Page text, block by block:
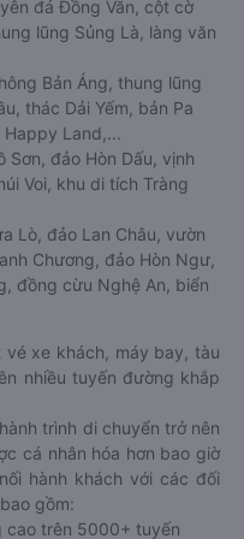
đá Đồng Văn, cột cờ
lũng Sủng Là, làng văn
Bản Áng, thung lũng
thác Dải Yếm, bản Pa
Land,...
Sơn, đảo Hòn Dấu, vịnh
Voi, khu di tích Tràng
Lò, đảo Lan Châu, vườn
Chương, đảo Hòn Ngư,
đồng cừu Nghệ An, biển
xe khách, máy bay, tàu
nhiều tuyến đường khắp
trình di chuyển trở nên
cá nhân hóa hơn bao giờ
hành khách với các đối
gồm:
cao trên 5000+ tuyến